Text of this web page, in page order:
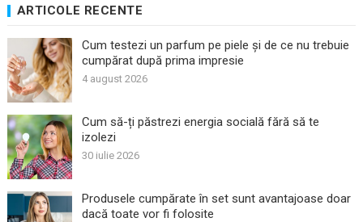
ARTICOLE RECENTE
Cum testezi un parfum pe piele și de ce nu trebuie
cumpărat după prima impresie
4 august 2026
Cum să-ți păstrezi energia socială fără să te
izolezi
30 iulie 2026
Produsele cumpărate în set sunt avantajoase doar
dacă toate vor fi folosite